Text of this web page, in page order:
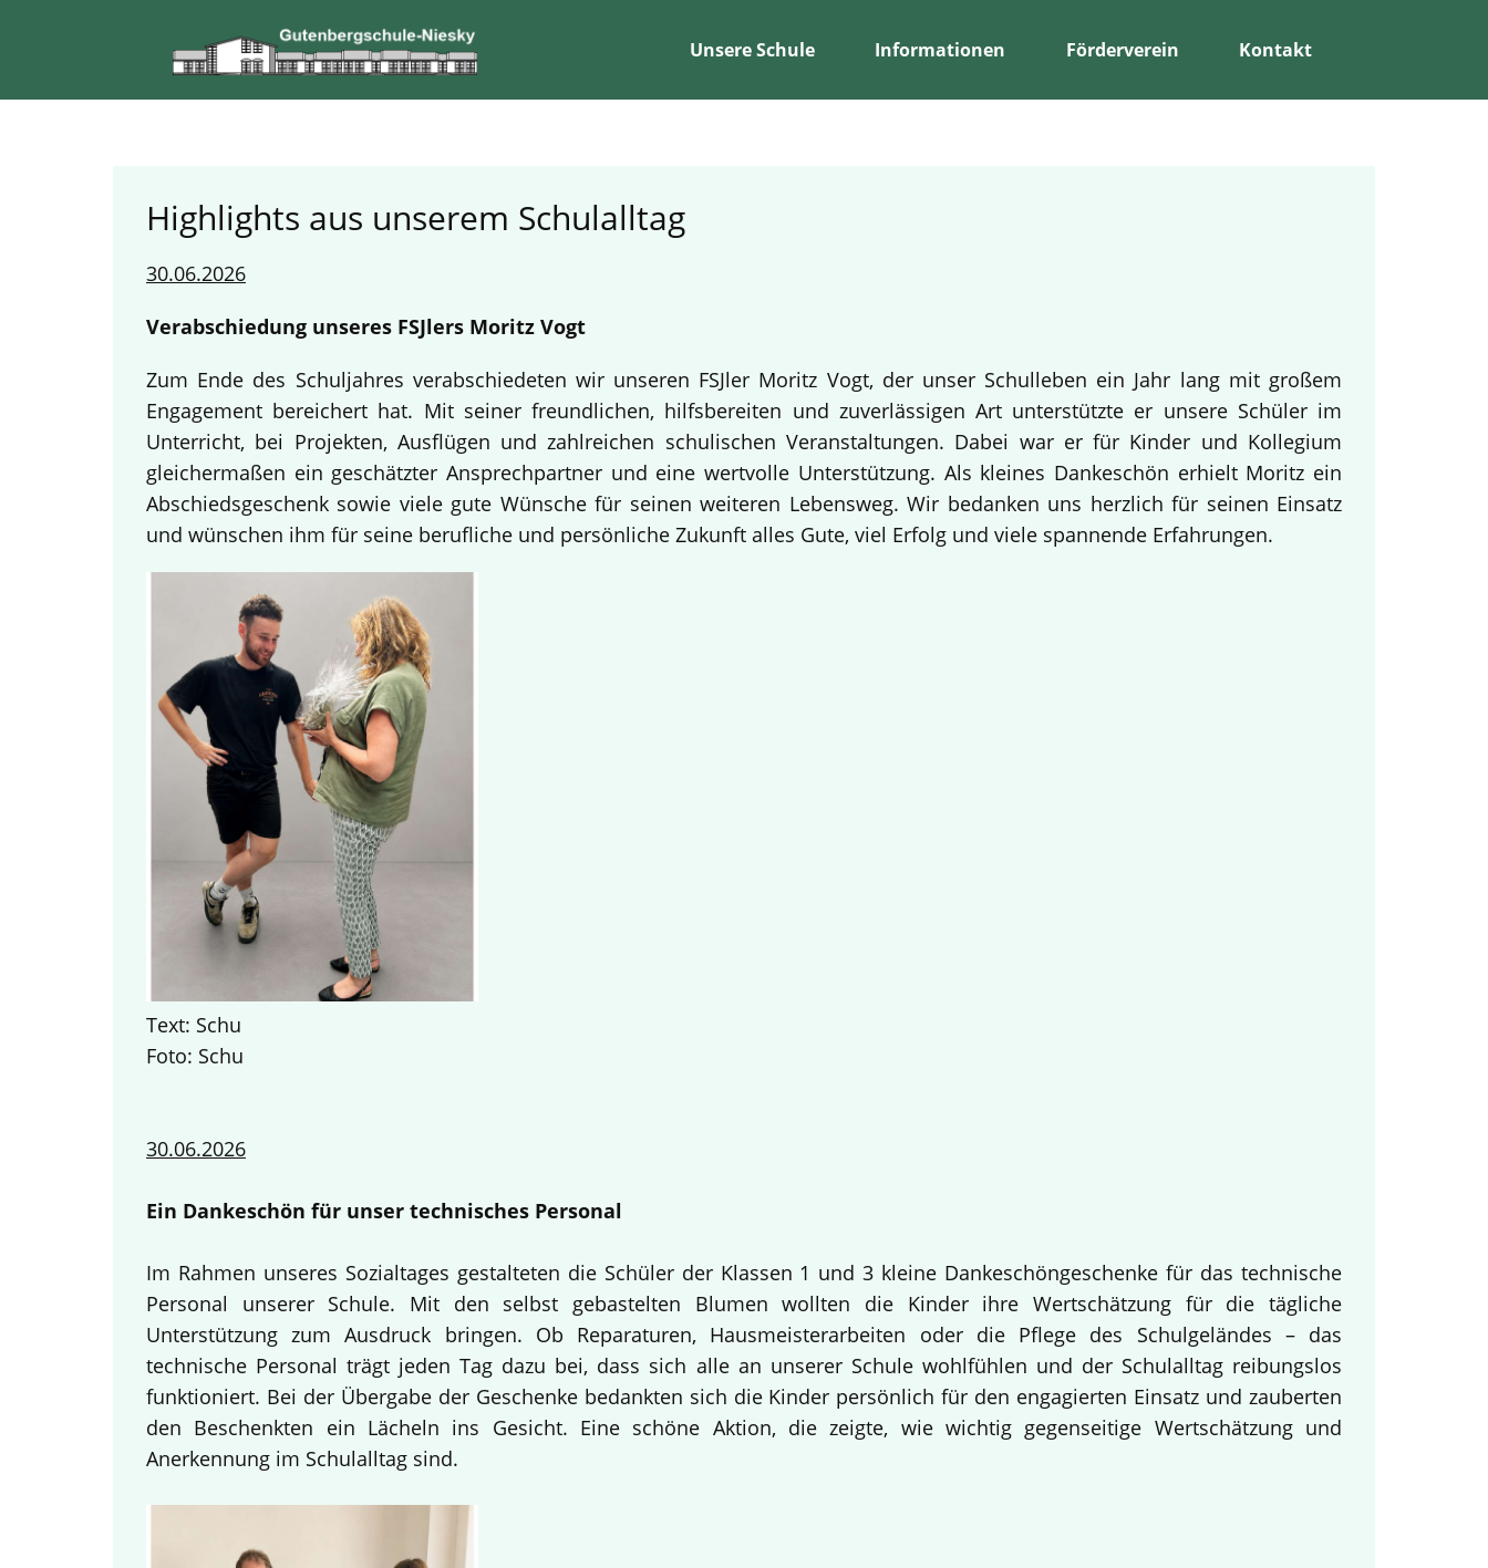
Unsere Schule Informationen Förderverein Kontakt
Highlights aus unserem Schulalltag
30.06.2026
Verabschiedung unseres FSJlers Moritz Vogt
Zum Ende des Schuljahres verabschiedeten wir unseren FSJler Moritz Vogt, der unser Schulleben ein Jahr lang mit großem
Engagement bereichert hat. Mit seiner freundlichen, hilfsbereiten und zuverlässigen Art unterstützte er unsere Schüler im
Unterricht, bei Projekten, Ausflügen und zahlreichen schulischen Veranstaltungen. Dabei war er für Kinder und Kollegium
gleichermaßen ein geschätzter Ansprechpartner und eine wertvolle Unterstützung. Als kleines Dankeschön erhielt Moritz ein
Abschiedsgeschenk sowie viele gute Wünsche für seinen weiteren Lebensweg. Wir bedanken uns herzlich für seinen Einsatz
und wünschen ihm für seine berufliche und persönliche Zukunft alles Gute, viel Erfolg und viele spannende Erfahrungen.
Text: Schu
Foto: Schu
30.06.2026
Ein Dankeschön für unser technisches Personal
Im Rahmen unseres Sozialtages gestalteten die Schüler der Klassen 1 und 3 kleine Dankeschöngeschenke für das technische
Personal unserer Schule. Mit den selbst gebastelten Blumen wollten die Kinder ihre Wertschätzung für die tägliche
Unterstützung zum Ausdruck bringen. Ob Reparaturen, Hausmeisterarbeiten oder die Pflege des Schulgeländes – das
technische Personal trägt jeden Tag dazu bei, dass sich alle an unserer Schule wohlfühlen und der Schulalltag reibungslos
funktioniert. Bei der Übergabe der Geschenke bedankten sich die Kinder persönlich für den engagierten Einsatz und zauberten
den Beschenkten ein Lächeln ins Gesicht. Eine schöne Aktion, die zeigte, wie wichtig gegenseitige Wertschätzung und
Anerkennung im Schulalltag sind.